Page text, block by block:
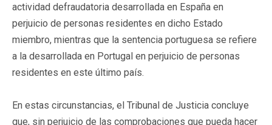
actividad defraudatoria desarrollada en España en
perjuicio de personas residentes en dicho Estado
miembro, mientras que la sentencia portuguesa se refiere
a la desarrollada en Portugal en perjuicio de personas
residentes en este último país.
En estas circunstancias, el Tribunal de Justicia concluye
que, sin perjuicio de las comprobaciones que pueda hacer